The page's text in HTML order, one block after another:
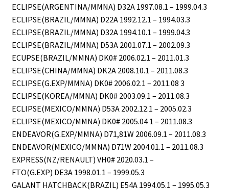
ECLIPSE(ARGENTINA/MMNA) D32A 1997.08.1 – 1999.04.3
ECLIPSE(BRAZIL/MMNA) D22A 1992.12.1 – 1994.03.3
ECLIPSE(BRAZIL/MMNA) D32A 1994.10.1 – 1999.04.3
ECLIPSE(BRAZIL/MMNA) D53A 2001.07.1 – 2002.09.3
ECUPSE(BRAZIL/MMNA) DK0# 2006.02.1 – 2011.01.3
ECLIPSE(CHINA/MMNA) DK2A 2008.10.1 – 2011.08.3
ECLIPSE(G.EXP/MMNA) DK0# 2006.02.1 – 2011.08 3
ECLIPSE(KOREA/MMNA) DK0# 2003.09.1 – 2011.08.3
ECLIPSE(MEXICO/MMNA) D53A 2002.12.1 – 2005.02.3
ECLIPSE(MEXICO/MMNA) DK0# 2005.04 1 – 2011.08.3
ENDEAVOR(G.EXP/MMNA) D71,81W 2006.09.1 – 2011.08.3
ENDEAVOR(MEXICO/MMNA) D71W 2004.01.1 – 2011.08.3
EXPRESS(NZ/RENAULT) VH0# 2020.03.1 –
FTO(G.EXP) DE3A 1998.01.1 – 1999.05.3
GALANT HATCHBACK(BRAZIL) E54A 1994.05.1 – 1995.05.3